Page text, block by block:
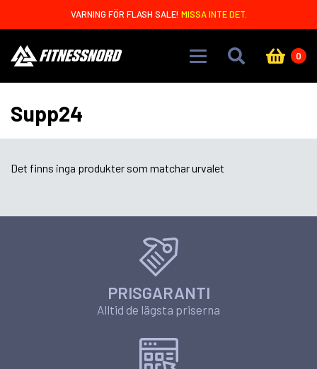
VARNING FÖR FLASH SALE! MISSA INTE DET.
0
Supp24
Det finns inga produkter som matchar urvalet
PRISGARANTI
Alltid de lägsta priserna